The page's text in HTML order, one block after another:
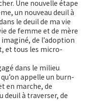
Une nouvelle étape
un nouveau deuil à
le deuil de ma vie
de femme et de mère
imaginé, de l’adoption
et tous les micro-
dans le milieu
appelle un burn-
en marche, de
deuil à traverser, de